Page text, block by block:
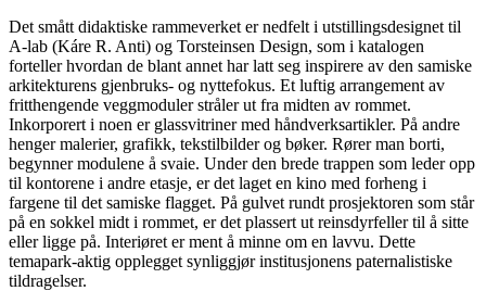
Det smått didaktiske rammeverket er nedfelt i utstillingsdesignet til
A-lab (Káre R. Anti) og Torsteinsen Design, som i katalogen
forteller hvordan de blant annet har latt seg inspirere av den samiske
arkitekturens gjenbruks- og nyttefokus. Et luftig arrangement av
fritthengende veggmoduler stråler ut fra midten av rommet.
Inkorporert i noen er glassvitriner med håndverksartikler. På andre
henger malerier, grafikk, tekstilbilder og bøker. Rører man borti,
begynner modulene å svaie. Under den brede trappen som leder opp
til kontorene i andre etasje, er det laget en kino med forheng i
fargene til det samiske flagget. På gulvet rundt prosjektoren som står
på en sokkel midt i rommet, er det plassert ut reinsdyrfeller til å sitte
eller ligge på. Interiøret er ment å minne om en lavvu. Dette
temapark-aktig opplegget synliggjør institusjonens paternalistiske
tildragelser.